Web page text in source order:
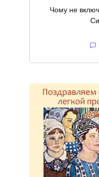
Чому не